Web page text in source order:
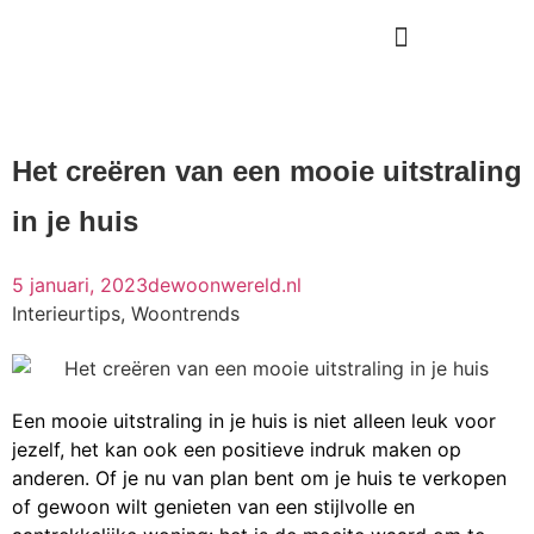
Het creëren van een mooie uitstraling
in je huis
5 januari, 2023dewoonwereld.nl
Interieurtips, Woontrends
Een mooie uitstraling in je huis is niet alleen leuk voor
jezelf, het kan ook een positieve indruk maken op
anderen. Of je nu van plan bent om je huis te verkopen
of gewoon wilt genieten van een stijlvolle en